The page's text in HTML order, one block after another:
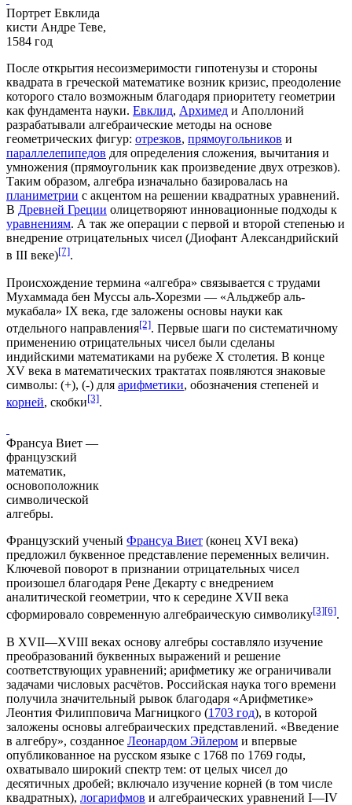
Портрет Евклида
кисти Андре Теве,
1584 год
После открытия несоизмеримости гипотенузы и стороны
квадрата в греческой математике возник кризис, преодоление
которого стало возможным благодаря приоритету геометрии
как фундамента науки. Евклид, Архимед и Аполлоний
разрабатывали алгебраические методы на основе
геометрических фигур: отрезков, прямоугольников и
параллелепипедов для определения сложения, вычитания и
умножения (прямоугольник как произведение двух отрезков).
Таким образом, алгебра изначально базировалась на
планиметрии с акцентом на решении квадратных уравнений.
В Древней Греции олицетворяют инновационные подходы к
уравнениям. А так же операции с первой и второй степенью и
внедрение отрицательных чисел (Диофант Александрийский
в III веке)[7].
Происхождение термина «алгебра» связывается с трудами
Мухаммада бен Муссы аль-Хорезми — «Альджебр аль-
мукабала» IX века, где заложены основы науки как
отдельного направления[2]. Первые шаги по систематичному
применению отрицательных чисел были сделаны
индийскими математиками на рубеже X столетия. В конце
XV века в математических трактатах появляются знаковые
символы: (+), (-) для арифметики, обозначения степеней и
корней, скобки[3].
Франсуа Виет —
французский
математик,
основоположник
символической
алгебры.
Французский ученый Франсуа Виет (конец XVI века)
предложил буквенное представление переменных величин.
Ключевой поворот в признании отрицательных чисел
произошел благодаря Рене Декарту с внедрением
аналитической геометрии, что к середине XVII века
сформировало современную алгебраическую символику[3][6].
В XVII—XVIII веках основу алгебры составляло изучение
преобразований буквенных выражений и решение
соответствующих уравнений; арифметику же ограничивали
задачами числовых расчётов. Российская наука того времени
получила значительный рывок благодаря «Арифметике»
Леонтия Филипповича Магницкого (1703 год), в которой
заложены основы алгебраических представлений. «Введение
в алгебру», созданное Леонардом Эйлером и впервые
опубликованное на русском языке с 1768 по 1769 годы,
охватывало широкий спектр тем: от целых чисел до
десятичных дробей; включало изучение корней (в том числе
квадратных), логарифмов и алгебраических уравнений I—IV